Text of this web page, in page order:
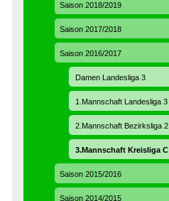
Saison 2018/2019
Saison 2017/2018
Saison 2016/2017
Damen Landesliga 3
1.Mannschaft Landesliga 3
2.Mannschaft Bezirksliga 2
3.Mannschaft Kreisliga C
Saison 2015/2016
Saison 2014/2015